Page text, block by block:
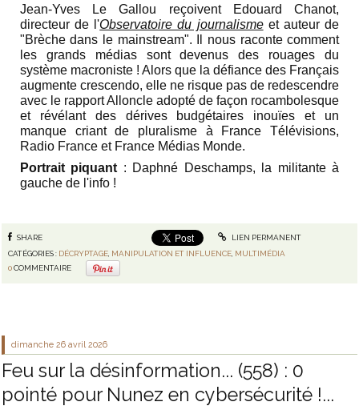
Jean-Yves Le Gallou reçoivent Edouard Chanot,
directeur de l'Observatoire du journalismeet auteur de
"Brèche dans le mainstream". Il nous raconte comment
les grands médias sont devenus des rouages du
système macroniste ! Alors que la défiance des Français
augmente crescendo, elle ne risque pas de redescendre
avec le rapport Alloncle adopté de façon rocambolesque
et révélant des dérives budgétaires inouïes et un
manque criant de pluralisme à France Télévisions,
Radio France et France Médias Monde.
Portrait piquant : Daphné Deschamps, la militante à
gauche de l'info !
SHARE
LIEN PERMANENT
CATÉGORIES : DÉCRYPTAGE MANIPULATION ET INFLUENCE MULTIMÉDIA
0COMMENTAIRE
dimanche 26 avril 2026
Feu sur la désinformation... (558) : 0
pointé pour Nunez en cybersécurité !...